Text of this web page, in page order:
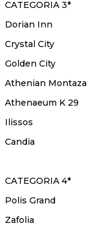
CATEGORIA 3*
Dorian Inn
Crystal City
Golden City
Athenian Montaza
Athenaeum K 29
Ilissos
Candia
CATEGORIA 4*
Polis Grand
Zafolia